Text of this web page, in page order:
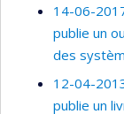
14-06-
publie un
des
12-04-
publie un